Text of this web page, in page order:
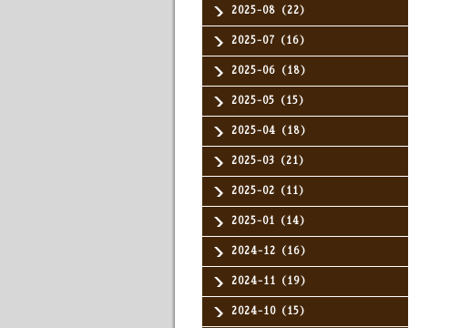
2025-08（22）
2025-07（16）
2025-06（18）
2025-05（15）
2025-04（18）
2025-03（21）
2025-02（11）
2025-01（14）
2024-12（16）
2024-11（19）
2024-10（15）